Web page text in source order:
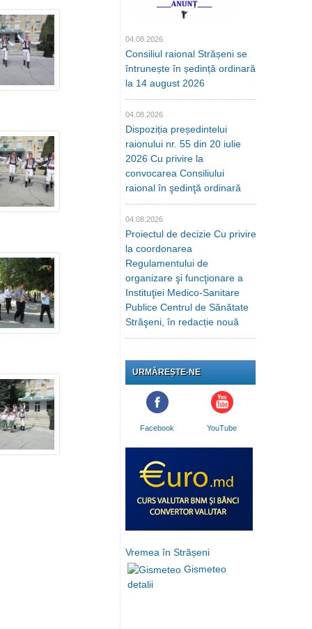
04.08.2026
Consiliul raional Strășeni se
întrunește în ședință ordinară
la 14 august 2026
04.08.2026
Dispoziția președintelui
raionului nr. 55 din 20 iulie
2026 Cu privire la
convocarea Consiliului
raional în şedinţă ordinară
04.08.2026
Proiectul de decizie Cu privire
la coordonarea
Regulamentului de
organizare şi funcţionare a
Instituţiei Medico-Sanitare
Publice Centrul de Sănătate
Străşeni, în redacție nouă
URMĂREȘTE-NE
Facebook YouTube
Vremea în Strășeni
Gismeteo
detalii